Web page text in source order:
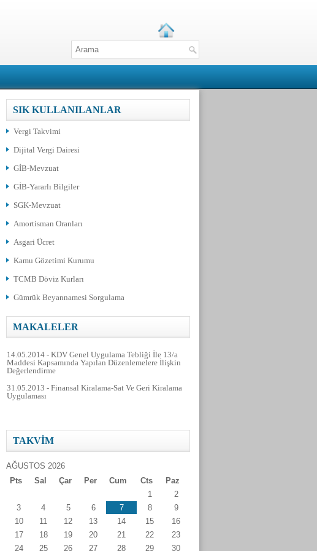
SIK KULLANILANLAR
Vergi Takvimi
Dijital Vergi Dairesi
GİB-Mevzuat
GİB-Yararlı Bilgiler
SGK-Mevzuat
Amortisman Oranları
Asgari Ücret
Kamu Gözetimi Kurumu
TCMB Döviz Kurları
Gümrük Beyannamesi Sorgulama
MAKALELER
14.05.2014 - KDV Genel Uygulama Tebliği İle 13/a
Maddesi Kapsamında Yapılan Düzenlemelere İlişkin
Değerlendirme
31.05.2013 - Finansal Kiralama-Sat Ve Geri Kiralama
Uygulaması
yapılan ödemelerin önemi
22.01.2013 - Anonim Şirketlerde Taahhüt Edilen
Sermayenin Ödenmemesi Halinde Uygulanacak
Müeyyideler
22.01.2013 - Yurtdışı Grup Firmalarına Kullandırılan
TAKVIM
AĞUSTOS 2026
Pts
Sal Çar Per Cum Cts
Paz
1
2
3
4 5 6 7 8
9
10
11 12 13 14 15
16
17
18 19 20 21 22
23
24
25 26 27 28 29 30